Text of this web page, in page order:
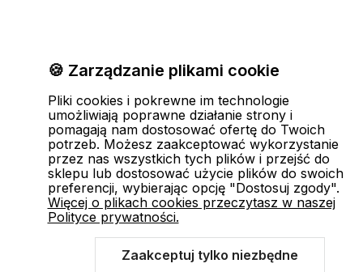
🍪 Zarządzanie plikami cookie
Pliki cookies i pokrewne im technologie
umożliwiają poprawne działanie strony i
pomagają nam dostosować ofertę do Twoich
potrzeb. Możesz zaakceptować wykorzystanie
przez nas wszystkich tych plików i przejść do
sklepu lub dostosować użycie plików do swoich
preferencji, wybierając opcję "Dostosuj zgody".
Więcej o plikach cookies przeczytasz w naszej
Polityce prywatności.
Zaakceptuj tylko niezbędne